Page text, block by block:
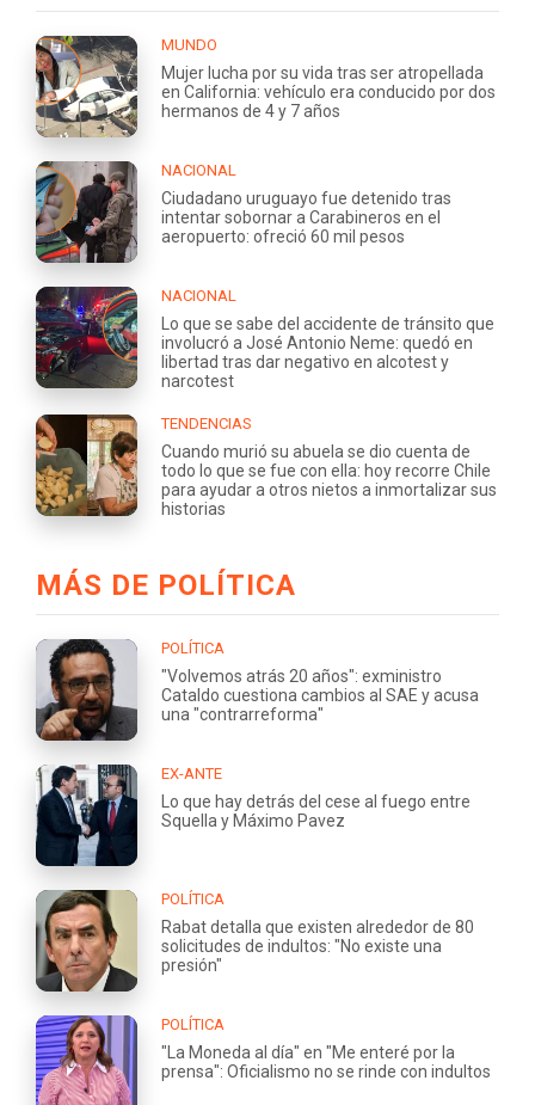
MUNDO
Mujer lucha por su vida tras ser atropellada
en California: vehículo era conducido por dos
hermanos de 4 y 7 años
NACIONAL
Ciudadano uruguayo fue detenido tras
intentar sobornar a Carabineros en el
aeropuerto: ofreció 60 mil pesos
NACIONAL
Lo que se sabe del accidente de tránsito que
involucró a José Antonio Neme: quedó en
libertad tras dar negativo en alcotest y
narcotest
TENDENCIAS
Cuando murió su abuela se dio cuenta de
todo lo que se fue con ella: hoy recorre Chile
para ayudar a otros nietos a inmortalizar sus
historias
MÁS DE POLÍTICA
POLÍTICA
"Volvemos atrás 20 años": exministro
Cataldo cuestiona cambios al SAE y acusa
una "contrarreforma"
EX-ANTE
Lo que hay detrás del cese al fuego entre
Squella y Máximo Pavez
POLÍTICA
Rabat detalla que existen alrededor de 80
solicitudes de indultos: "No existe una
presión"
POLÍTICA
"La Moneda al día" en "Me enteré por la
prensa": Oficialismo no se rinde con indultos